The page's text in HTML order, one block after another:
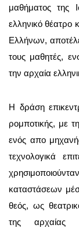
μαθήματος της
ελληνικό θέατρο
Ελλήνων,
τους μαθητές,
την αρχαία
Η δράση
ρομποτικής, με
ενός απο
τεχνολογικά
καταστάσεων
θεός, ως
της αρχαίας